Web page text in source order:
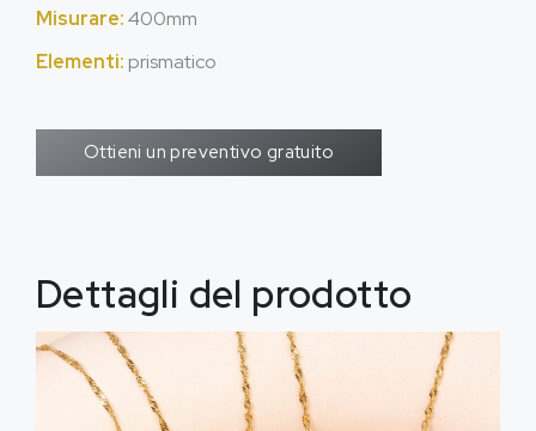
Misurare:400mm
Elementi: prismatico
Ottieni un preventivo gratuito
Dettagli del prodotto